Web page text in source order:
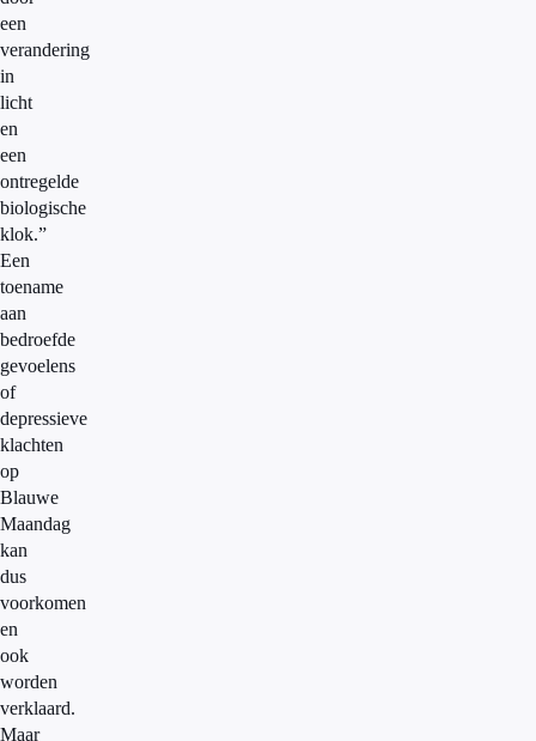
een
verandering
in
licht
en
een
ontregelde
biologische
klok.”
Een
toename
aan
bedroefde
gevoelens
of
depressieve
klachten
op
Blauwe
Maandag
kan
dus
voorkomen
en
ook
worden
verklaard.
Maar